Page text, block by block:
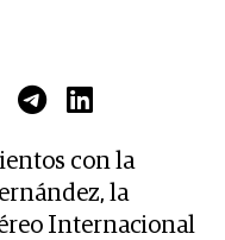
con la
la
Internacional